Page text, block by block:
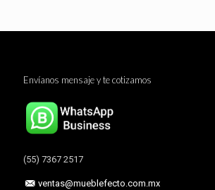
Envíanos mensaje y te cotizamos
(55) 7367 2517
ventas@mueblefecto.com.mx